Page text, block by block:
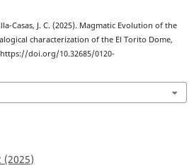
Casas, J. C. (2025). Magmatic Evolution of the
characterization of the El Torito Dome,
doi.org/10.32685/0120-
(2025)